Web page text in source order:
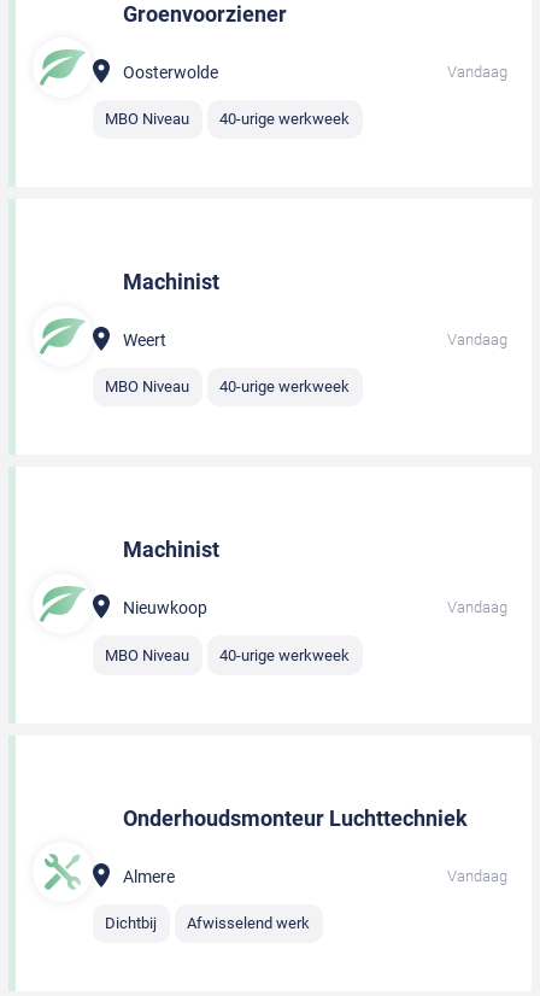
Groenvoorziener
Oosterwolde Vandaag
MBO Niveau 40-urige werkweek
Machinist
Weert Vandaag
MBO Niveau 40-urige werkweek
Machinist
Nieuwkoop Vandaag
MBO Niveau 40-urige werkweek
Onderhoudsmonteur Luchttechniek
Almere Vandaag
Dichtbij Afwisselend werk